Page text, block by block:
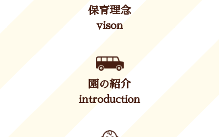
保育理念
vison
園の紹介
introduction